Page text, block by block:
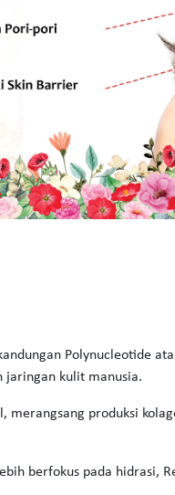
Polynucleotide
jaringan kulit manusia.
produksi
berfokus pada hidrasi,